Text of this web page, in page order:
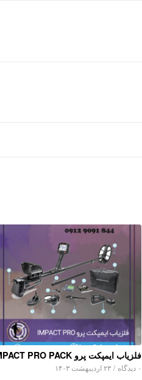
فلزیاب ایمپکت پرو IMPACT PRO PACK
۰ دیدگاه / ۲۳ اردیبهشت ۱۴۰۳